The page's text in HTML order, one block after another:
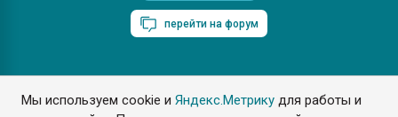
Мы используем cookie иЯндекс.Метрику для работы и
перейти на форум
ПластЭксперт © 2006. Все права защищены